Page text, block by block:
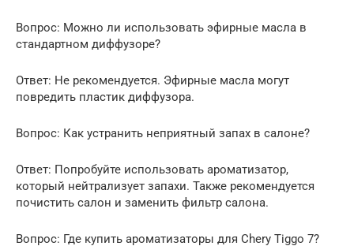
Вопрос: Можно ли использовать эфирные масла в
стандартном диффузоре?
Ответ: Не рекомендуется. Эфирные масла могут
повредить пластик диффузора.
Вопрос: Как устранить неприятный запах в салоне?
Ответ: Попробуйте использовать ароматизатор,
который нейтрализует запахи. Также рекомендуется
почистить салон и заменить фильтр салона.
Вопрос: Где купить ароматизаторы для Chery Tiggo 7?